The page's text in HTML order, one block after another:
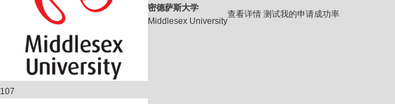
密德萨斯大学
Middlesex University
查看详情 测试我的申请成功率
107